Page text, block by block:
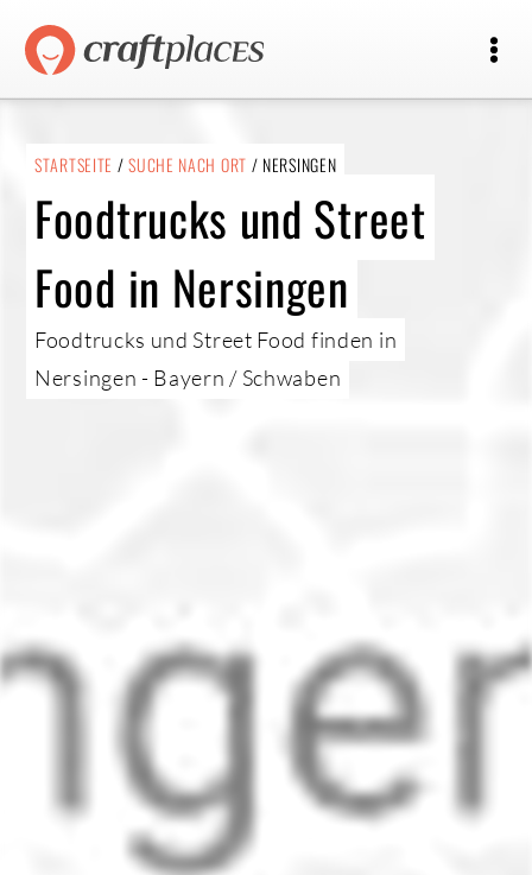
STARTSEITE /SUCHE NACH ORT / NERSINGEN
Foodtrucks und Street
Food in Nersingen
Foodtrucks und Street Food finden in
Nersingen - Bayern / Schwaben